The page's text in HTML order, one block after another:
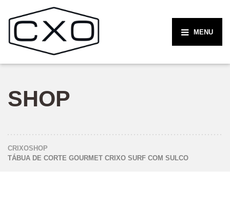
MENU
SHOP
CRIXOSHOP
TÁBUA DE CORTE GOURMET CRIXO SURF COM SULCO